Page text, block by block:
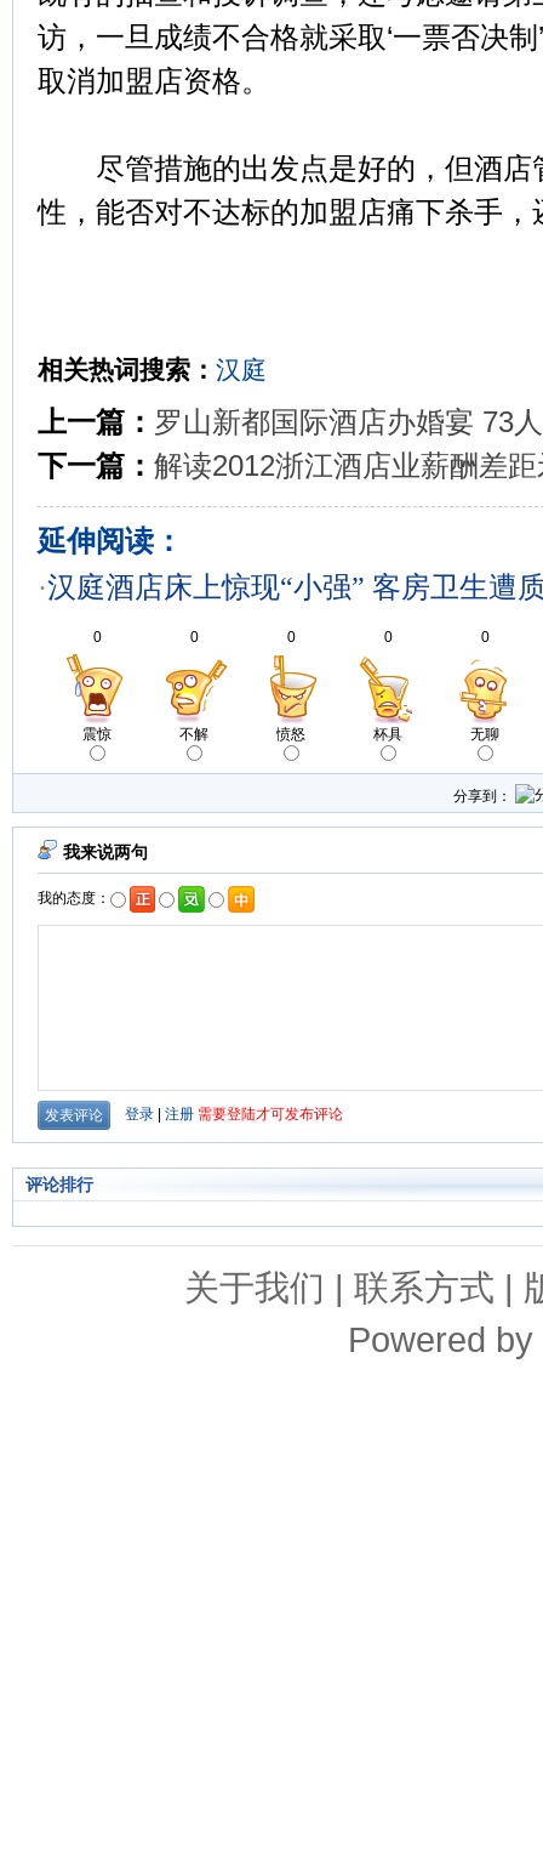
访，一旦成绩不合格就采取‘一票否决
取消加盟店资格。
尽管措施的出发点是好的，但酒店
性，能否对不达标的加盟店痛下杀手，
相关热词搜索： 汉庭
上一篇： 罗山新都国际酒店办婚宴 73
下一篇： 解读2012浙江酒店业薪酬差
延伸阅读：
·汉庭酒店床上惊现“小强” 客房卫生遭
0
震惊
0
不解
0
愤怒
0
杯具
0
无聊
分享到：
评论排行
关于我们 | 联系方式 |
Powered by